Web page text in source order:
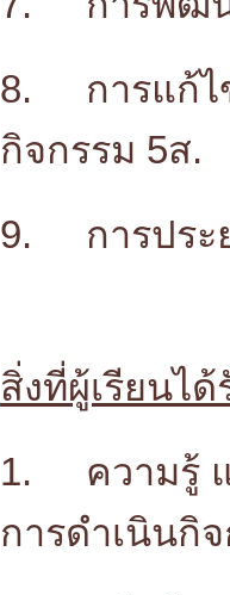
8.
การแก้
กิจกรรม 5ส.
9.
การปร
สิ่งที่ผู้เรียนได้
1.
ความรู้
การดำเนินกิ